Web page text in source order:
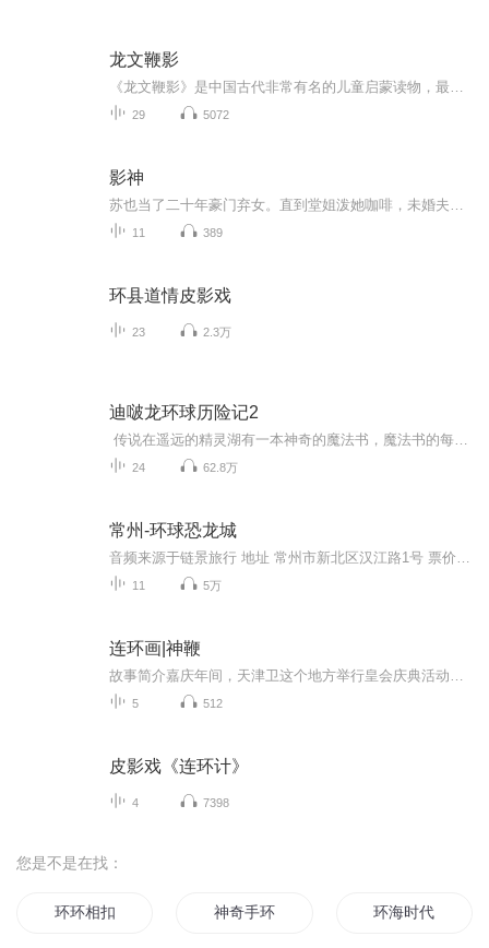
龙文鞭影
29 5072
影神
11 389
环县道情皮影戏
23 2.3万
迪啵龙环球历险记2
24 62.8万
常州-环球恐龙城
11 5万
连环画|神鞭
5 512
皮影戏《连环计》
4 7398
您是不是在找：
环环相扣 神奇手环 环海时代